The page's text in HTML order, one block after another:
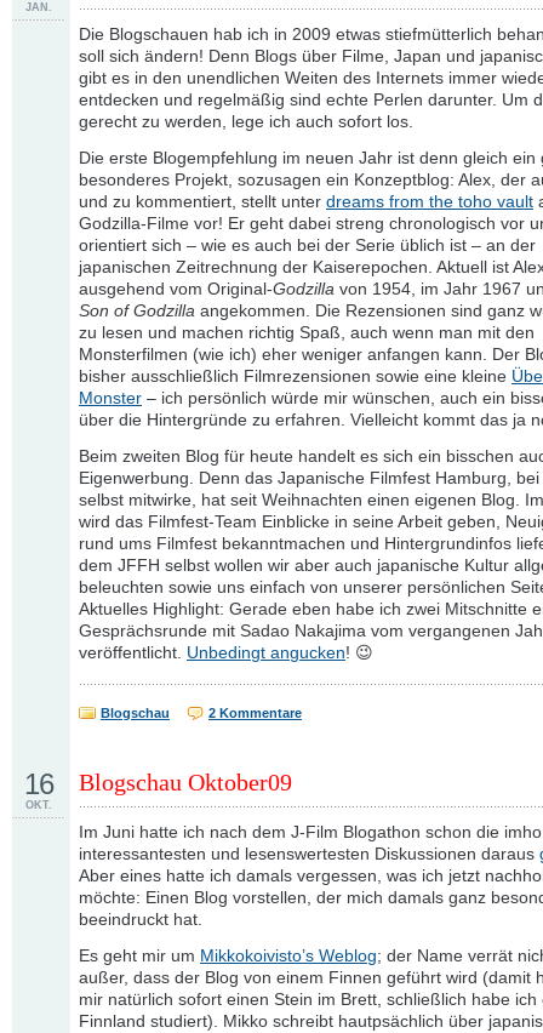
JAN.
Die Blogschauen hab ich in 2009 etwas stiefmütterlich
soll sich ändern! Denn Blogs über Filme, Japan und
gibt es in den unendlichen Weiten des Internets immer
entdecken und regelmäßig sind echte Perlen darunter. Um
gerecht zu werden, lege ich auch sofort los.
Die erste Blogempfehlung im neuen Jahr ist denn gleich ein
besonderes Projekt, sozusagen ein Konzeptblog: Alex, der
und zu kommentiert, stellt unter dreams from the toho vault
Godzilla-Filme vor! Er geht dabei streng chronologisch vor
orientiert sich – wie es auch bei der Serie üblich ist – an der
japanischen Zeitrechnung der Kaiserepochen. Aktuell ist
ausgehend vom Original-Godzilla von 1954, im Jahr 1967
Son of Godzilla angekommen. Die Rezensionen sind ganz
zu lesen und machen richtig Spaß, auch wenn man mit den
Monsterfilmen (wie ich) eher weniger anfangen kann. Der
bisher ausschließlich Filmrezensionen sowie eine kleine
Monster – ich persönlich würde mir wünschen, auch ein
über die Hintergründe zu erfahren. Vielleicht kommt das ja
Beim zweiten Blog für heute handelt es sich ein bisschen
Eigenwerbung. Denn das Japanische Filmfest Hamburg,
selbst mitwirke, hat seit Weihnachten einen eigenen Blog.
wird das Filmfest-Team Einblicke in seine Arbeit geben,
rund ums Filmfest bekanntmachen und Hintergrundinfos
dem JFFH selbst wollen wir aber auch japanische Kultur
beleuchten sowie uns einfach von unserer persönlichen
Aktuelles Highlight: Gerade eben habe ich zwei Mitschnitte
Gesprächsrunde mit Sadao Nakajima vom vergangenen
veröffentlicht. Unbedingt angucken! 😉
Blogschau 2 Kommentare
Blogschau Oktober09
16
OKT.
Im Juni hatte ich nach dem J-Film Blogathon schon die imho
interessantesten und lesenswertesten Diskussionen daraus
Aber eines hatte ich damals vergessen, was ich jetzt
möchte: Einen Blog vorstellen, der mich damals ganz
beeindruckt hat.
Es geht mir um Mikkokoivisto’s Weblog; der Name verrät
außer, dass der Blog von einem Finnen geführt wird (damit
mir natürlich sofort einen Stein im Brett, schließlich habe ich
Finnland studiert). Mikko schreibt hautpsächlich über